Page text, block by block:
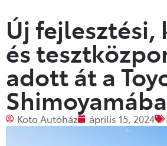
Új fejlesztési,
és
adott át a
Koto Autóház április 15, 2024